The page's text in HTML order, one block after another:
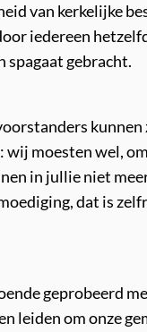
van kerkelijke
iedereen
spagaat gebracht.
moesten wel,
in jullie niet
dat is
geprobeerd
leiden om onze